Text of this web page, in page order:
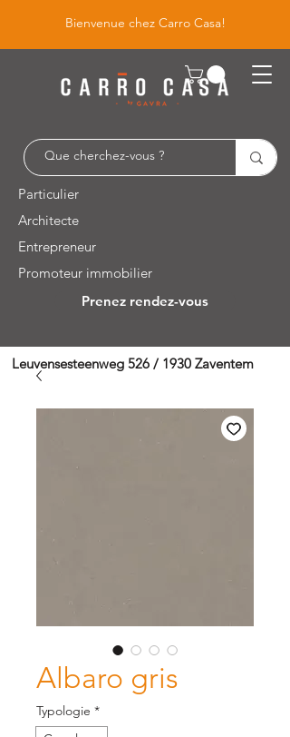
Bienvenue chez Carro Casa!
Particulier
Architecte
Entrepreneur
Promoteur immobilier
Prenez rendez-vous
Leuvensesteenweg 526 / 1930 Zaventem
Albaro gris
Typologie *